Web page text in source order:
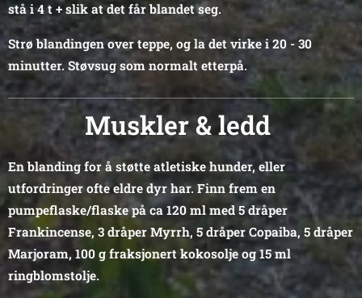
stå i 4 t + slik at det får blandet seg.
Strø blandingen over teppe, og la det virke i 20 - 30
minutter. Støvsug som normalt etterpå.
Muskler & ledd
En blanding for å støtte atletiske hunder, eller
utfordringer ofte eldre dyr har. Finn frem en
pumpeflaske/flaske på ca 120 ml med 5 dråper
Frankincense, 3 dråper Myrrh, 5 dråper Copaiba, 5 dråper
Marjoram, 100 g fraksjonert kokosolje og 15 ml
ringblomstolje.